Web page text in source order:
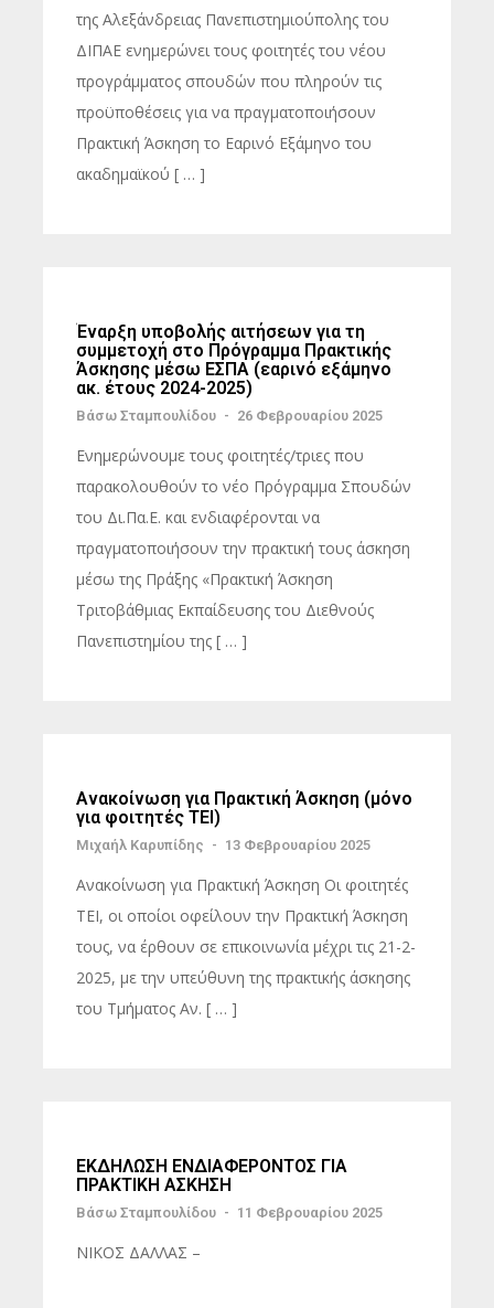
της Αλεξάνδρειας Πανεπιστημιούπολης του
ΔΙΠΑΕ ενημερώνει τους φοιτητές του νέου
προγράμματος σπουδών που πληρούν τις
προϋποθέσεις για να πραγματοποιήσουν
Πρακτική Άσκηση το Εαρινό Εξάμηνο του
ακαδημαϊκού [ … ]
Έναρξη υποβολής αιτήσεων για τη
συμμετοχή στο Πρόγραμμα Πρακτικής
Άσκησης μέσω ΕΣΠΑ (εαρινό εξάμηνο
ακ. έτους 2024-2025)
Βάσω Σταμπουλίδου - 26 Φεβρουαρίου 2025
Ενημερώνουμε τους φοιτητές/τριες που
παρακολουθούν το νέο Πρόγραμμα Σπουδών
του Δι.Πα.Ε. και ενδιαφέρονται να
πραγματοποιήσουν την πρακτική τους άσκηση
μέσω της Πράξης «Πρακτική Άσκηση
Τριτοβάθμιας Εκπαίδευσης του Διεθνούς
Πανεπιστημίου της [ … ]
Ανακοίνωση για Πρακτική Άσκηση (μόνο
για φοιτητές ΤΕΙ)
Μιχαήλ Καρυπίδης - 13 Φεβρουαρίου 2025
Ανακοίνωση για Πρακτική Άσκηση Οι φοιτητές
ΤΕΙ, οι οποίοι οφείλουν την Πρακτική Άσκηση
τους, να έρθουν σε επικοινωνία μέχρι τις 21-2-
2025, με την υπεύθυνη της πρακτικής άσκησης
του Τμήματος Αν. [ … ]
ΕΚΔΗΛΩΣΗ ΕΝΔΙΑΦΕΡΟΝΤΟΣ ΓΙΑ
ΠΡΑΚΤΙΚΗ ΑΣΚΗΣΗ
Βάσω Σταμπουλίδου - 11 Φεβρουαρίου 2025
ΝΙΚΟΣ ΔΑΛΛΑΣ –